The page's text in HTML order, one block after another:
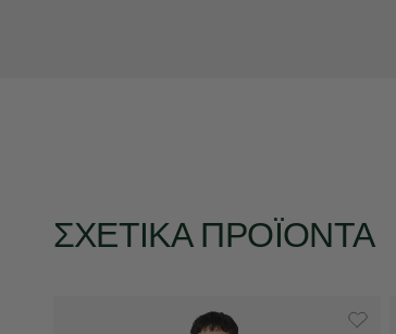
ΣΧΕΤΙΚΆ ΠΡΟΪΌΝΤΑ